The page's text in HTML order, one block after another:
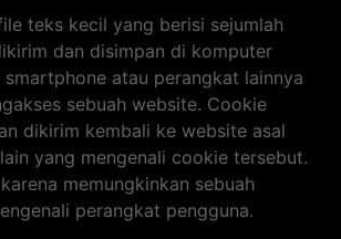
teks kecil yang berisi sejumlah
dan disimpan di komputer
atau perangkat lainnya
sebuah website. Cookie
dikirim kembali ke website asal
yang mengenali cookie tersebut.
memungkinkan sebuah
perangkat pengguna.